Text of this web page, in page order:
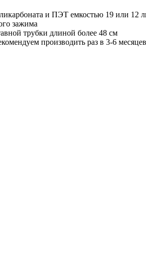
и ПЭТ емкостью 19 или 12
зажима
трубки длиной более 48 см
производить раз в 3-6